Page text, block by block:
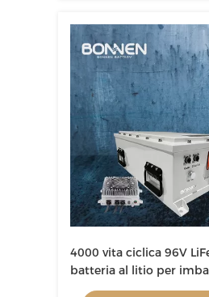
4000 vita ciclica 96V
batteria al litio per
con Bluetooth